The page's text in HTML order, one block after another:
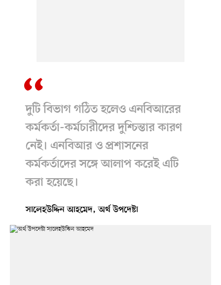
দুটি বিভাগ গঠিত হলেও এনবিআরের
কর্মকর্তা-কর্মচারীদের দুশ্চিন্তার কারণ
নেই। এনবিআর ও প্রশাসনের
কর্মকর্তাদের সঙ্গে আলাপ করেই এটি
করা হয়েছে।
সালেহউদ্দিন আহমেদ, অর্থ উপদেষ্টা